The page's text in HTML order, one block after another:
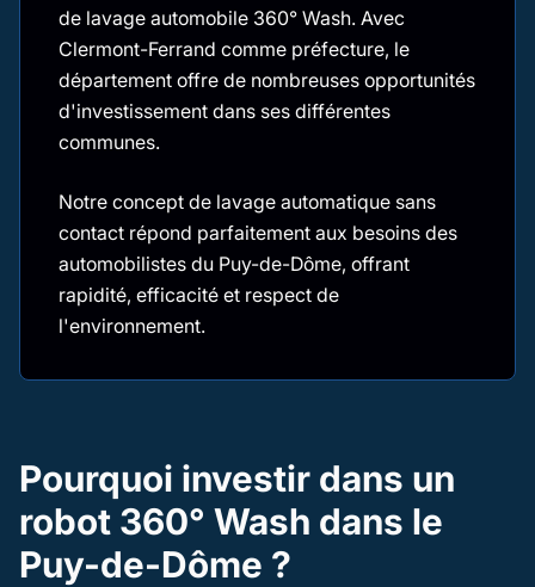
de lavage automobile 360° Wash. Avec
Clermont-Ferrand comme préfecture, le
département offre de nombreuses opportunités
d'investissement dans ses différentes
communes.
Notre concept de lavage automatique sans
contact répond parfaitement aux besoins des
automobilistes du Puy-de-Dôme, offrant
rapidité, efficacité et respect de
l'environnement.
Pourquoi investir dans un
robot 360° Wash dans le
Puy-de-Dôme ?